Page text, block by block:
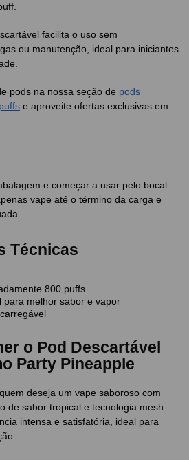
facilita o uso sem
ou manutenção, ideal para iniciantes
pods na nossa seção de pods
e aproveite ofertas exclusivas em
e começar a usar pelo bocal.
vape até o término da carga e
Técnicas
800 puffs
para melhor sabor e vapor
o Pod Descartável
Party Pineapple
deseja um vape saboroso com
de sabor tropical e tecnologia mesh
intensa e satisfatória, ideal para